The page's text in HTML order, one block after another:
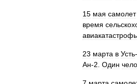
15 мая самолет
время
23 марта в Усть-
Ан-2 Один